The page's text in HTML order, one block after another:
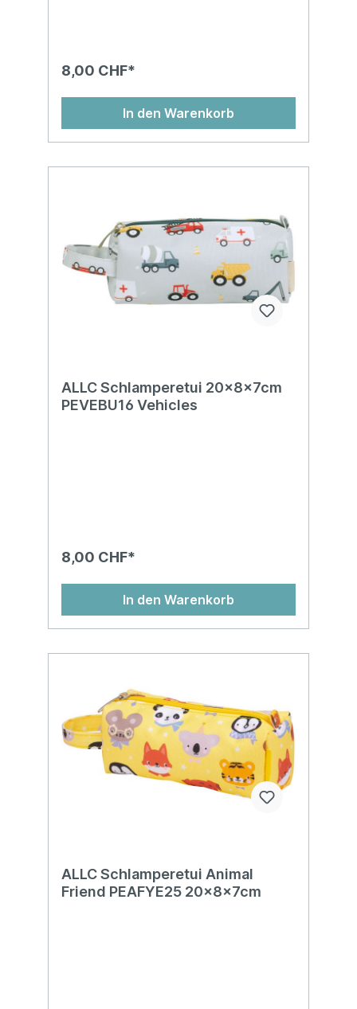
8,00 CHF*
In den Warenkorb
ALLC Schlamperetui 20x8x7cm
PEVEBU16 Vehicles
8,00 CHF*
In den Warenkorb
ALLC Schlamperetui Animal
Friend PEAFYE25 20x8x7cm